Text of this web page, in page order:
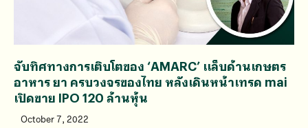
จับทิศทางการเติบโตของ ‘AMARC’ แล็บด้านเกษตร
อาหาร ยา ครบวงจรของไทย หลังเดินหน้าเทรด mai
เปิดขาย IPO 120 ล้านหุ้น
October 7, 2022